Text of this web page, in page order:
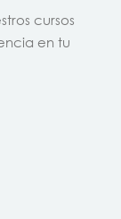
cursos
en tu